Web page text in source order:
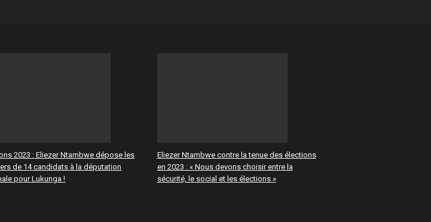
2023 : Eliezer Ntambwe dépose les
de 14 candidats à la députation
pour Lukunga !
Eliezer Ntambwe contre la tenue des élections
en 2023 : « Nous devons choisir entre la
sécurité, le social et les élections »